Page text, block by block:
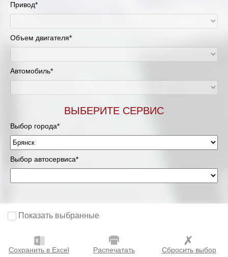
Привод*
Объем двигателя*
Автомобиль*
ВЫБЕРИТЕ СЕРВИС
Выбор города*
Выбор автосервиса*
Показать выбранные
Сохранить в Excel Распечатать Сбросить выбор